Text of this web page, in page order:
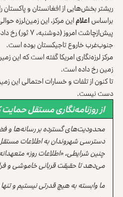
ریشتر بخش‌هایی از افغانستان و پاکستان
براساساعلام
جنوب‌غرب خاروع تاجیکستان بوده است.
زمین رخ داده است.
تا کنون از تلفات و خسارات احتمالی این
دست نیست.
از روزنامه‌نگاری مستقل
محدودیت‌های گسترده بر رسانه‌ها و
دسترسی شهروندان به اطلاعات
چنین شرایطی، «اطلاعات روز»
می‌دهد تا حقیقت قربانی خاموشی و
ما وابسته به هیچ قدرتی نیستیم و